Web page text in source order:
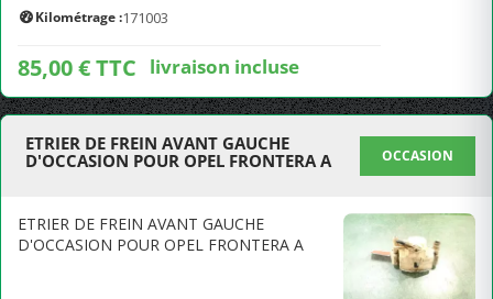
Kilométrage :171003
85,00 € TTC livraison incluse
ETRIER DE FREIN AVANT GAUCHE
D'OCCASION POUR OPEL FRONTERA A
OCCASION
ETRIER DE FREIN AVANT GAUCHE
D'OCCASION POUR OPEL FRONTERA A